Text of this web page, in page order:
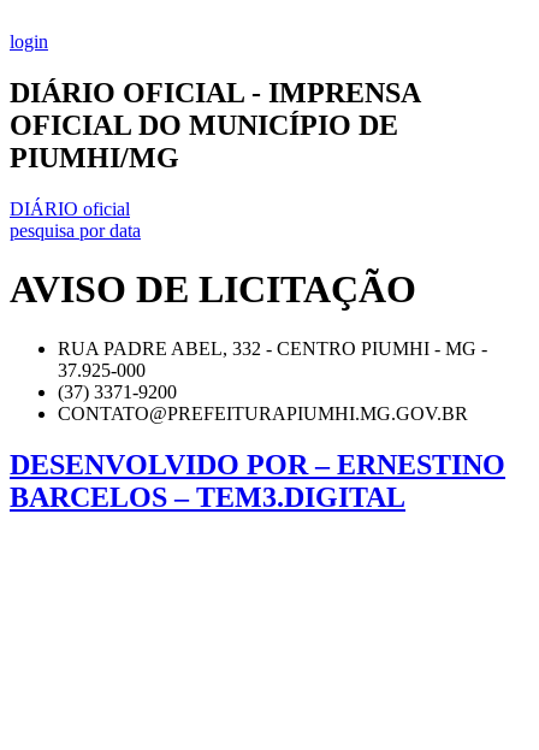
para
conteúdo
login
DIÁRIO OFICIAL - IMPRENSA
OFICIAL DO MUNICÍPIO DE
PIUMHI/MG
DIÁRIO oficial
pesquisa por data
AVISO DE LICITAÇÃO
RUA PADRE ABEL, 332 - CENTRO PIUMHI - MG -
37.925-000
(37) 3371-9200
CONTATO@PREFEITURAPIUMHI.MG.GOV.BR
DESENVOLVIDO POR – ERNESTINO
BARCELOS – TEM3.DIGITAL